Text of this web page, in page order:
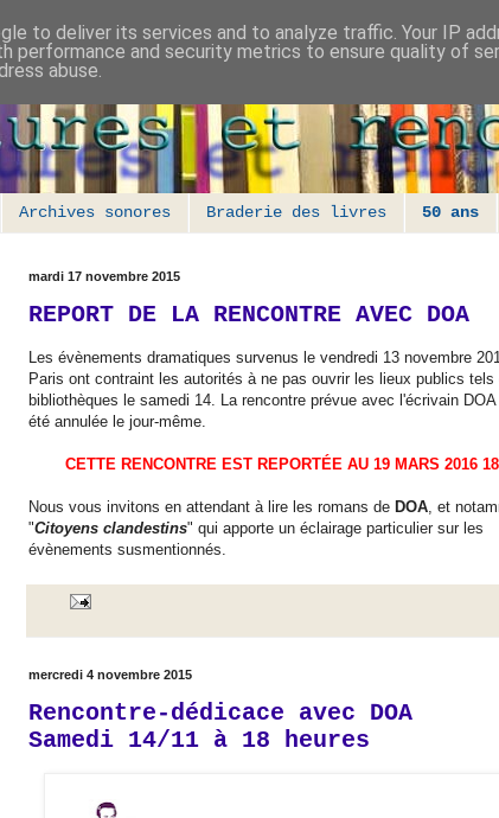
Archives sonores Braderie des livres 50 ans
mardi 17 novembre 2015
REPORT DE LA RENCONTRE AVEC DOA
Les évènements dramatiques survenus le vendredi 13 novembre
Paris ont contraint les autorités à ne pas ouvrir les lieux publics tels
bibliothèques le samedi 14. La rencontre prévue avec l'écrivain DOA
été annulée le jour-même.
CETTE RENCONTRE EST REPORTÉE AU 19 MARS 2016
Nous vous invitons en attendant à lire les romans de DOA , et
"Citoyens clandestins" qui apporte un éclairage particulier sur les
évènements susmentionnés.
mercredi 4 novembre 2015
Rencontre-dédicace avec DOA
Samedi 14/11 à 18 heures
to deliver its services and to analyze traffic. Your IP
performance and security metrics to ensure quality of
abuse.